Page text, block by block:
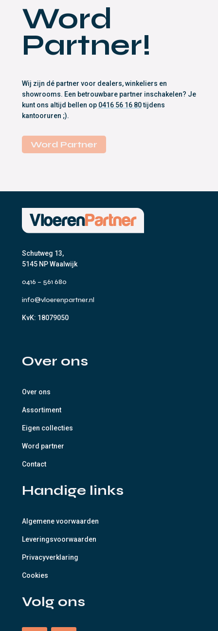
Word
Partner!
Wij zijn dé partner voor dealers, winkeliers en
showrooms. Een betrouwbare partner inschakelen? Je
kunt ons altijd bellen op 0416 56 16 80tijdens
kantooruren ;).
Word Partner
Schutweg 13,
5145 NP Waalwijk
0416 – 561 680
info@vloerenpartner.nl
KvK: 18079050
Over ons
Over ons
Assortiment
Eigen collecties
Word partner
Contact
Handige links
Algemene voorwaarden
Leveringsvoorwaarden
Privacyverklaring
Cookies
Volg ons